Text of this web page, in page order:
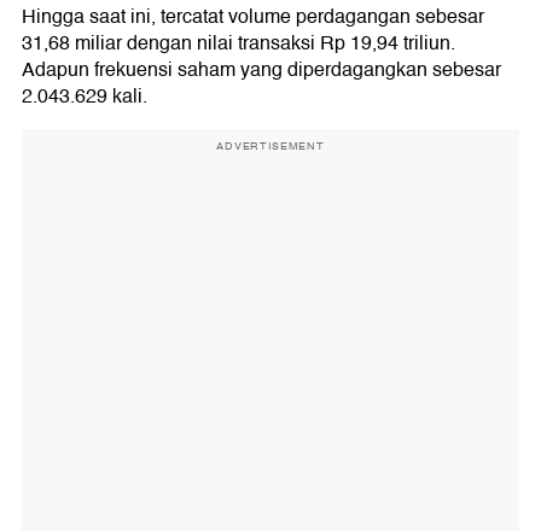
Hingga saat ini, tercatat volume perdagangan sebesar
31,68 miliar dengan nilai transaksi Rp 19,94 triliun.
Adapun frekuensi saham yang diperdagangkan sebesar
2.043.629 kali.
ADVERTISEMENT